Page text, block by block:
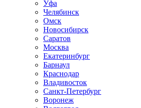
Уфа
Челябинск
Омск
Новосибирск
Саратов
Москва
Екатеринбург
Барнаул
Краснодар
Владивосток
Санкт-Петербург
Воронеж